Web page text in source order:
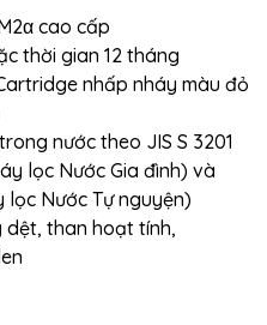
cao cấp
thời gian 12 tháng
nhấp nháy màu đỏ
nước theo JIS S 3201
lọc Nước Gia đình) và
lọc Nước Tự nguyện)
dệt, than hoạt tính,